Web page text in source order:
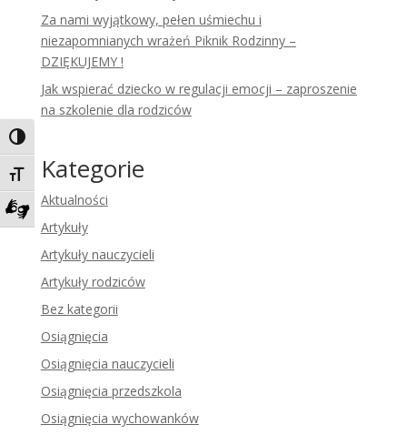
Toggle High Contrast
Toggle Font size
Zadzwoń do tłumacza języka migowego
Za nami wyjątkowy, pełen uśmiechu i
niezapomnianych wrażeń Piknik Rodzinny –
DZIĘKUJEMY !
Jak wspierać dziecko w regulacji emocji – zaproszenie
na szkolenie dla rodziców
Kategorie
Aktualności
Artykuły
Artykuły nauczycieli
Artykuły rodziców
Bez kategorii
Osiągnięcia
Osiągnięcia nauczycieli
Osiągnięcia przedszkola
Osiągnięcia wychowanków